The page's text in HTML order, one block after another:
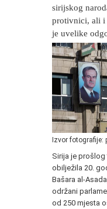
sirijskog
protivnici, ali i
je uvelike
Izvor fotografije:
Sirija je
obilježila 20.
Bašara al-
održani
od 250 mjesta